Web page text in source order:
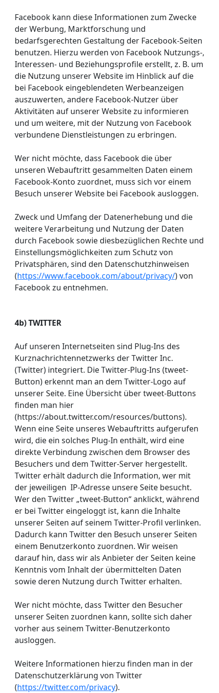
Facebook kann diese Informationen zum Zwecke
der Werbung, Marktforschung und
bedarfsgerechten Gestaltung der Facebook-Seiten
benutzen. Hierzu werden von Facebook Nutzungs-,
Interessen- und Beziehungsprofile erstellt, z. B. um
die Nutzung unserer Website im Hinblick auf die
bei Facebook eingeblendeten Werbeanzeigen
auszuwerten, andere Facebook-Nutzer über
Aktivitäten auf unserer Website zu informieren
und um weitere, mit der Nutzung von Facebook
verbundene Dienstleistungen zu erbringen.
Wer nicht möchte, dass Facebook die über
unseren Webauftritt gesammelten Daten einem
Facebook-Konto zuordnet, muss sich vor einem
Besuch unserer Website bei Facebook ausloggen.
Zweck und Umfang der Datenerhebung und die
weitere Verarbeitung und Nutzung der Daten
durch Facebook sowie diesbezüglichen Rechte und
Einstellungsmöglichkeiten zum Schutz von
Privatsphären, sind den Datenschutzhinweisen
(https://www.facebook.com/about/privacy/) von
Facebook zu entnehmen.
4b) TWITTER
Auf unseren Internetseiten sind Plug-Ins des
Kurznachrichtennetzwerks der Twitter Inc.
(Twitter) integriert. Die Twitter-Plug-Ins (tweet-
Button) erkennt man an dem Twitter-Logo auf
unserer Seite. Eine Übersicht über tweet-Buttons
finden man hier
(https://about.twitter.com/resources/buttons).
Wenn eine Seite unseres Webauftritts aufgerufen
wird, die ein solches Plug-In enthält, wird eine
direkte Verbindung zwischen dem Browser des
Besuchers und dem Twitter-Server hergestellt.
Twitter erhält dadurch die Information, wer mit
der jeweiligen IP-Adresse unsere Seite besucht.
Wer den Twitter „tweet-Button“ anklickt, während
er bei Twitter eingeloggt ist, kann die Inhalte
unserer Seiten auf seinem Twitter-Profil verlinken.
Dadurch kann Twitter den Besuch unserer Seiten
einem Benutzerkonto zuordnen. Wir weisen
darauf hin, dass wir als Anbieter der Seiten keine
Kenntnis vom Inhalt der übermittelten Daten
sowie deren Nutzung durch Twitter erhalten.
Wer nicht möchte, dass Twitter den Besucher
unserer Seiten zuordnen kann, sollte sich daher
vorher aus seinem Twitter-Benutzerkonto
ausloggen.
Weitere Informationen hierzu finden man in der
Datenschutzerklärung von Twitter
(https://twitter.com/privacy).